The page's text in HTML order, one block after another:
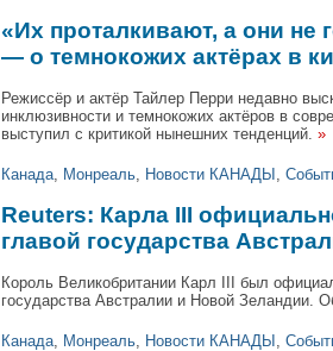
«Их проталкивают, а они не
— о темнокожих актёрах в
Режиссёр и актёр Тайлер Перри недавно
инклюзивности и темнокожих актёров в
выступил с критикой нынешних тенденций. »
Канада Монреаль Новости КАНАДЫ
Reuters: Карла III
главой государства
Король Великобритании Карл III был
государства Австралии и Новой Зеландии.
Канада Монреаль Новости КАНАДЫ